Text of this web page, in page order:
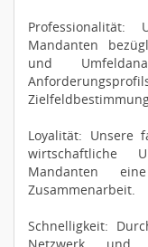
Mandanten
und
Loyalität: Unsere
wirtschaftliche
Mandanten
Zusammenarbeit.
Schnelligkeit: